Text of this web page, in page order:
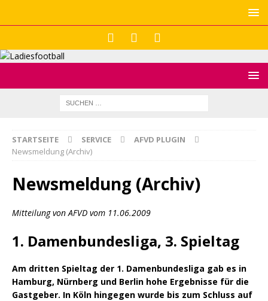
STARTSEITE SERVICE
AFVD PLUGIN
Newsmeldung (Archiv)
Newsmeldung (Archiv)
Mitteilung von AFVD vom 11.06.2009
1. Damenbundesliga, 3. Spieltag
Am dritten Spieltag der 1. Damenbundesliga gab es in
Hamburg, Nürnberg und Berlin hohe Ergebnisse für die
Gastgeber. In Köln hingegen wurde bis zum Schluss auf